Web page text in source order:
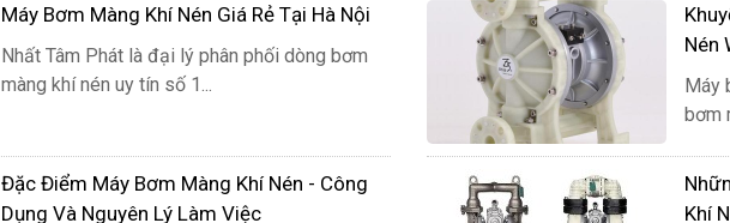
3. Ứng dụng của máy bơm bùn
Trong cuộc sống hàng ngày, máy bơm bùn sẽ có nhiều ứng dụng
Các hộ nuôi trồng thủy hải sản nên có sẵn máy bơm bùn để hỗ trợ
mương trong quá trình cải tạo để nuôi tôm, cá.
Máy Bơm Màng Khí Nén Giá Rẻ Tại Hà Nội
Nhất Tâm Phát là đại lý phân phối dòng bơm
màng khí nén uy tín số 1...
Nén
Máy
bơm
Đặc Điểm Máy Bơm Màng Khí Nén - Công
Dụng Và Nguyên Lý Làm Việc
Khí